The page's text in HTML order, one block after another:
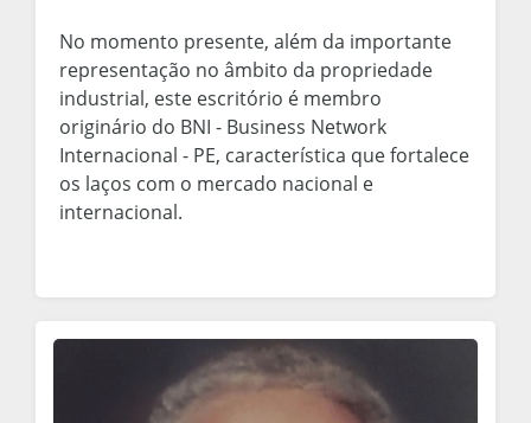
No momento presente, além da importante
representação no âmbito da propriedade
industrial, este escritório é membro
originário do BNI - Business Network
Internacional - PE, característica que fortalece
os laços com o mercado nacional e
internacional.